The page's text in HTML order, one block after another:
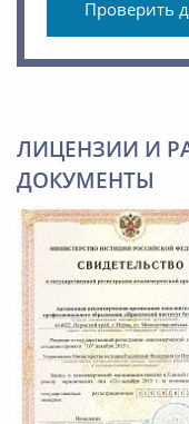
Проверить
ЛИЦЕНЗИИ И
ДОКУМЕНТЫ